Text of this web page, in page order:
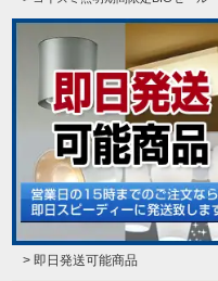
> 即日発送可能商品